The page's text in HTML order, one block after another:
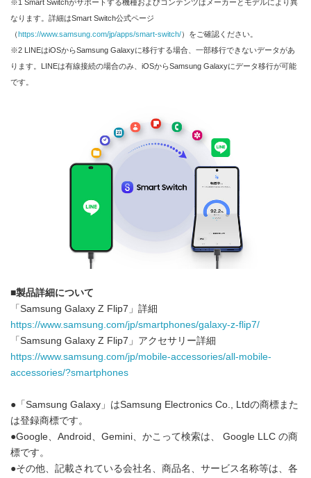
※1 Smart Switchがサポートする機種およびコンテンツはメーカーとモデルにより異
なります。詳細はSmart Switch公式ページ
（https://www.samsung.com/jp/apps/smart-switch/）をご確認ください。
※2 LINEはiOSからSamsung Galaxyに移行する場合、一部移行できないデータがあ
ります。LINEは有線接続の場合のみ、iOSからSamsung Galaxyにデータ移行が可能
です。
■製品詳細について
「Samsung Galaxy Z Flip7」詳細
https://www.samsung.com/jp/smartphones/galaxy-z-flip7/
「Samsung Galaxy Z Flip7」アクセサリー詳細
https://www.samsung.com/jp/mobile-accessories/all-mobile-
accessories/?smartphones
●「Samsung Galaxy」はSamsung Electronics Co., Ltdの商標また
は登録商標です。
●Google、Android、Gemini、かこって検索は、 Google LLC の商
標です。
●その他、記載されている会社名、商品名、サービス名称等は、各